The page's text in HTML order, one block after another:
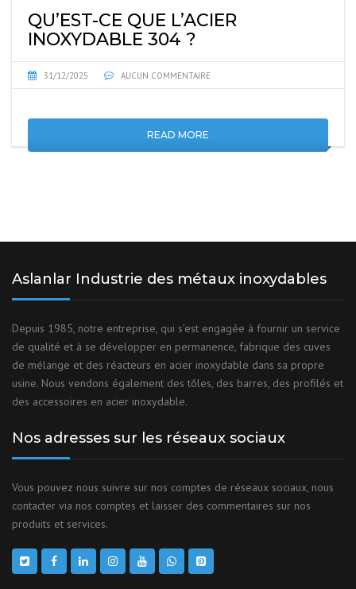
QU’EST-CE QUE L’ACIER
INOXYDABLE 304 ?
31/12/2025 AUCUN COMMENTAIRE
READ MORE
Aslanlar Industrie des métaux inoxydables
Depuis 1985, notre entreprise, qui s’est engagée à fournir un service
de qualité et à se développer en permanence, fabrique des cuves
de mélange et des réacteurs en acier inoxydable dans sa propre
usine. Nous vendons également des tôles, des barres, des profilés et
des accessoires en acier inoxydable.
Nos adresses sur les réseaux sociaux
Vous pouvez nous suivre sur nos comptes de réseaux sociaux, nous
contacter via nos comptes et laisser des commentaires sur nos
produits et services.